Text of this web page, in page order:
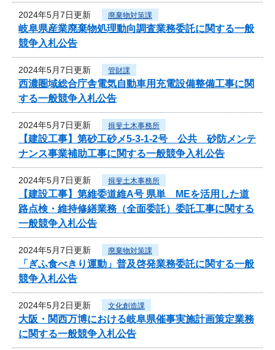
2024年5月7日更新 廃棄物対策課
岐阜県産業廃棄物処理動向調査業務委託に関する一般
競争入札公告
2024年5月7日更新 管財課
西濃圏域総合庁舎電気自動車用充電設備整備工事に関
する一般競争入札公告
2024年5月7日更新 揖斐土木事務所
【建設工事】第砂工砂メ5-3-1-2号 公共 砂防メンテ
ナンス事業補助工事に関する一般競争入札公告
2024年5月7日更新 揖斐土木事務所
【建設工事】第維委道維A号 県単 MEを活用した道
路点検・維持修繕業務（全面委託）委託工事に関する
一般競争入札公告
2024年5月7日更新 廃棄物対策課
「ぎふ食べきり運動」普及啓発業務委託に関する一般
競争入札公告
2024年5月2日更新 文化創造課
大阪・関西万博における岐阜県催事実施計画策定業務
に関する一般競争入札公告